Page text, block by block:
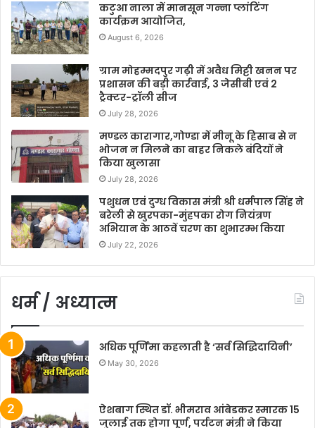
कटुआ नाला में मानसून गन्ना प्लांटिंग
कार्यक्रम आयोजित,
August 6, 2026
ग्राम मोहम्मदपुर गढ़ी में अवैध मिट्टी खनन पर
प्रशासन की बड़ी कार्रवाई, 3 जेसीबी एवं 2
ट्रैक्टर-ट्रॉली सीज
July 28, 2026
मण्डल कारागार,गोण्डा में मीनू के हिसाब से न
भोजन न मिलने का बाहर निकले बंदियों ने
किया खुलासा
July 28, 2026
पशुधन एवं दुग्ध विकास मंत्री श्री धर्मपाल सिंह ने
बरेली से खुरपका-मुंहपका रोग नियंत्रण
अभियान के आठवें चरण का शुभारम्भ किया
July 22, 2026
धर्म / अध्यात्म
अधिक पूर्णिमा कहलाती है ‘सर्व सिद्धिदायिनी’
May 30, 2026
ऐशबाग स्थित डॉ. भीमराव आंबेडकर स्मारक 15
जुलाई तक होगा पूर्ण, पर्यटन मंत्री ने किया